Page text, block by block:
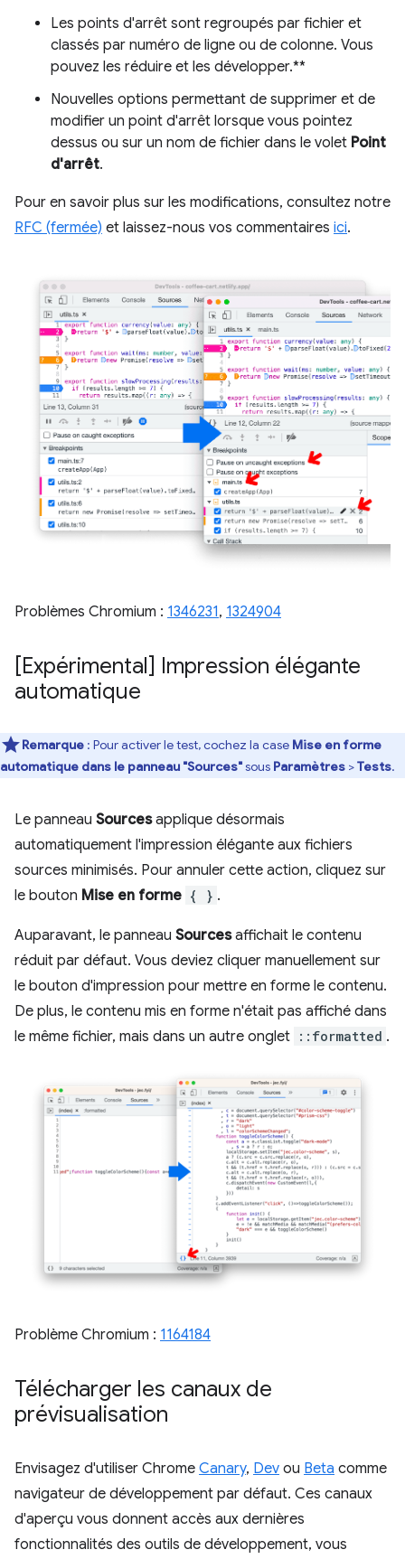
Les points d'arrêt sont regroupés par fichier et
classés par numéro de ligne ou de colonne. Vous
pouvez les réduire et les développer.**
Nouvelles options permettant de supprimer et de
modifier un point d'arrêt lorsque vous pointez
dessus ou sur un nom de fichier dans le volet Point
d'arrêt.
Pour en savoir plus sur les modifications, consultez notre
RFC (fermée) et laissez-nous vos commentaires ici.
Problèmes Chromium : 1346231, 1324904
[Expérimental] Impression élégante
automatique
Remarque : Pour activer le test, cochez la case Mise en forme
automatique dans le panneau "Sources"sous Paramètres >Tests.
Le panneau Sourcesapplique désormais
automatiquement l'impression élégante aux fichiers
sources minimisés. Pour annuler cette action, cliquez sur
le bouton Mise en forme { } .
Auparavant, le panneau Sourcesaffichait le contenu
réduit par défaut. Vous deviez cliquer manuellement sur
le bouton d'impression pour mettre en forme le contenu.
De plus, le contenu mis en forme n'était pas affiché dans
le même fichier, mais dans un autre onglet ::formatted .
Problème Chromium : 1164184
Télécharger les canaux de
prévisualisation
Envisagez d'utiliser Chrome Canary, Dev ou Beta comme
navigateur de développement par défaut. Ces canaux
d'aperçu vous donnent accès aux dernières
fonctionnalités des outils de développement, vous